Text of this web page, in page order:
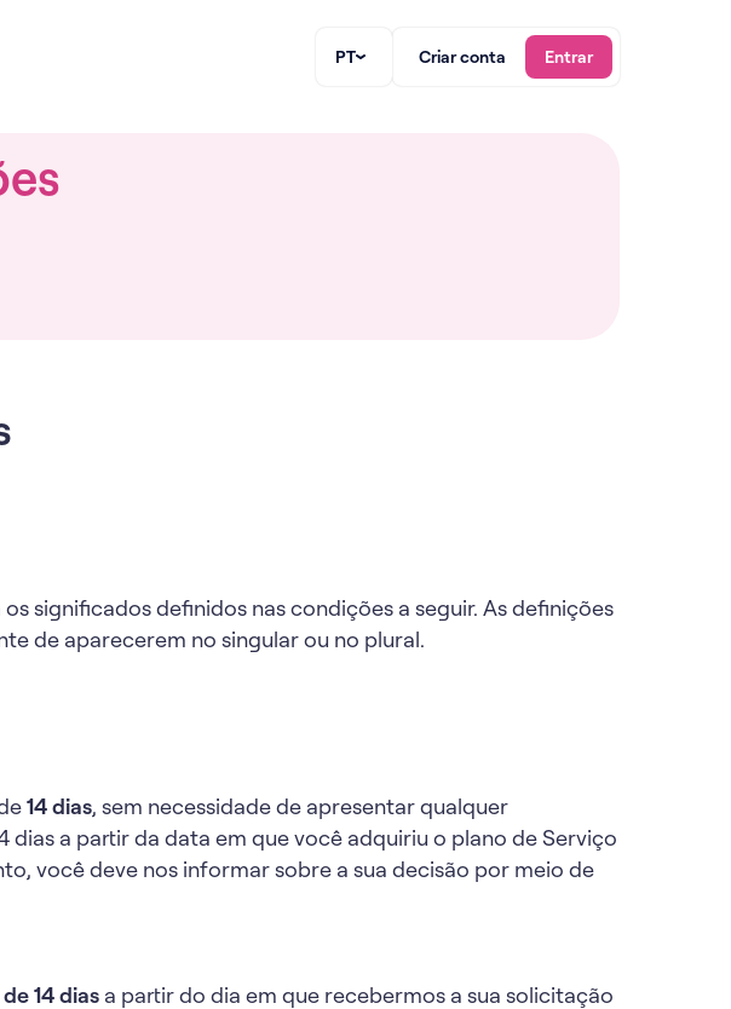
PT Criar conta Entrar
significados definidos nas condições a seguir. As definições
de aparecerem no singular ou no plural.
14 dias, sem necessidade de apresentar qualquer
a partir da data em que você adquiriu o plano de Serviço
você deve nos informar sobre a sua decisão por meio de
14 dias a partir do dia em que recebermos a sua solicitação